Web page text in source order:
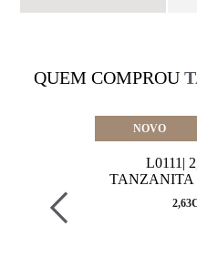
QUEM COMPROU
NOVO
L0111|
TANZANITA